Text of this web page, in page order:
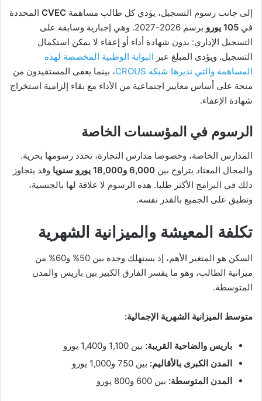
إلى جانب رسوم التسجيل، يؤدي كل طالب مساهمة CVEC المحددة
في 105 يورو
برسم 2026-2027. وهي إجبارية وسابقة على
التسجيل الإداري: بدون شهادة أداء أو إعفاء لا يمكن استكمال
التسجيل. ويؤدى المبلغ عبر البوابة الوطنية المخصصة لهذه
المساهمة والتي تديرها شبكة CROUS
، بينما يعفى المستفيدون من
منحة على أساس معايير اجتماعية من الأداء مع بقاء إلزامية استخراج
شهادة الإعفاء.
الرسوم في المؤسسات الخاصة
المدارس الخاصة، وخصوصا مدارس التجارة، تحدد رسومها بحرية.
والمجال المعتاد يتراوح بين 6,000 و18,000 يورو سنويا
وقد يتجاوز
ذلك في البرامج الأكثر طلبا. هذه الرسوم لا علاقة لها بالجنسية،
وتطبق على الجميع بالقدر نفسه.
تكلفة المعيشة والميزانية الشهرية
السكن هو المتغير الأهم، إذ يستهلك وحده بين 50% و60% من
ميزانية الطالب، وهو ما يفسر الفارق الكبير بين باريس والمدن
المتوسطة.
متوسط الميزانية الشهرية الإجمالية:
باريس والضاحية القريبة: بين 1,100 و1,400 يورو
المدن الكبرى بالأقاليم: بين 750 و1,000 يورو
المدن المتوسطة: بين 600 و800 يورو